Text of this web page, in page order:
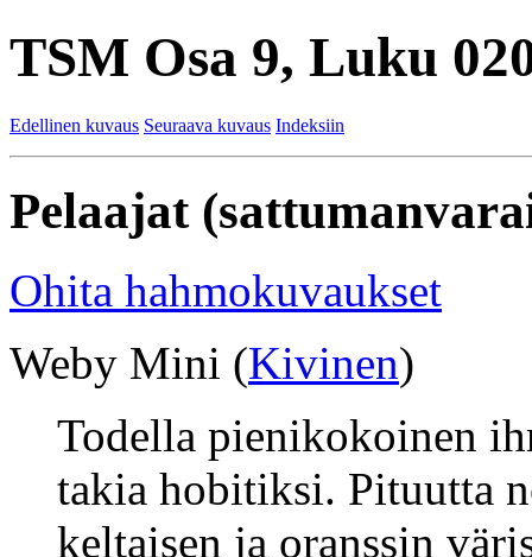
TSM Osa 9, Luku
Edellinen kuvaus Seuraava kuvaus Indeksiin
Pelaajat
Ohita hahmokuvaukset
Weby Mini (Kivinen)
Todella pienikokoinen
takia hobitiksi. Pituutta
keltaisen ja oranssin